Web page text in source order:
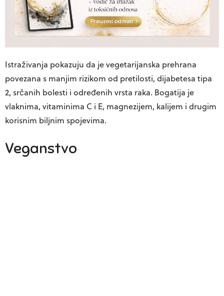
Istraživanja pokazuju da je vegetarijanska prehrana
povezana s manjim rizikom od pretilosti, dijabetesa tipa
2, srčanih bolesti i određenih vrsta raka. Bogatija je
vlaknima, vitaminima C i E, magnezijem, kalijem i drugim
korisnim biljnim spojevima.
Veganstvo